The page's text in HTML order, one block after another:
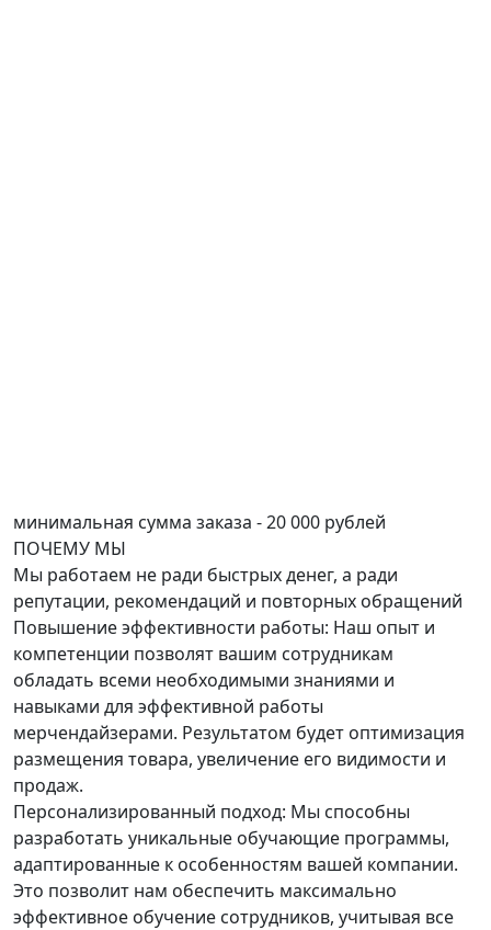
минимальная сумма заказа - 20 000 рублей
ПОЧЕМУ МЫ
Мы работаем не ради быстрых денег, а ради
репутации, рекомендаций и повторных обращений
Повышение эффективности работы: Наш опыт и
компетенции позволят вашим сотрудникам
обладать всеми необходимыми знаниями и
навыками для эффективной работы
мерчендайзерами. Результатом будет оптимизация
размещения товара, увеличение его видимости и
продаж.
Персонализированный подход: Мы способны
разработать уникальные обучающие программы,
адаптированные к особенностям вашей компании.
Это позволит нам обеспечить максимально
эффективное обучение сотрудников, учитывая все